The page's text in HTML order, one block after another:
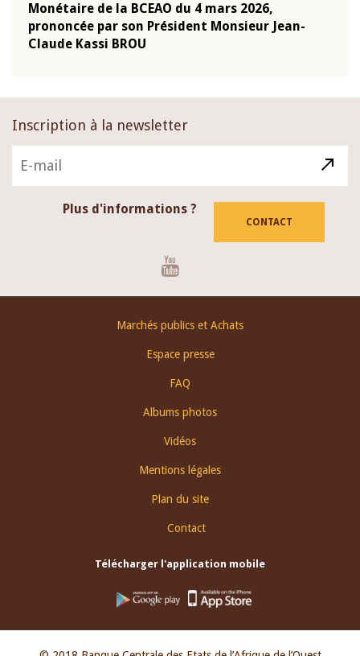
Monétaire de la BCEAO du 4 mars 2026,
prononcée par son Président Monsieur Jean-
Claude Kassi BROU
Inscription à la newsletter
Plus d'informations ?
CONTACT
Marchés publics et Achats
Espace presse
FAQ
Albums photos
Vidéos
Mentions légales
Plan du site
Contact
Télécharger l'application mobile